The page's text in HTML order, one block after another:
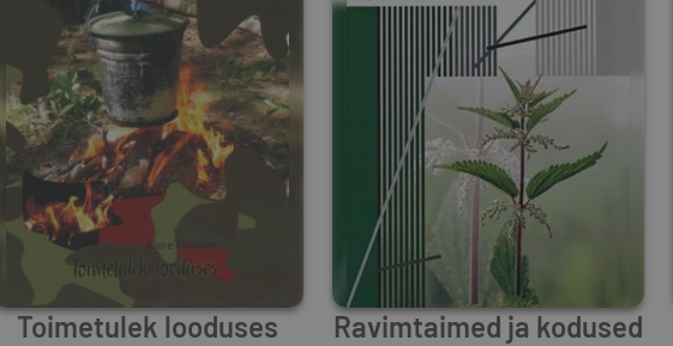
Toimetulek looduses
Ravimtaimed ja kodused